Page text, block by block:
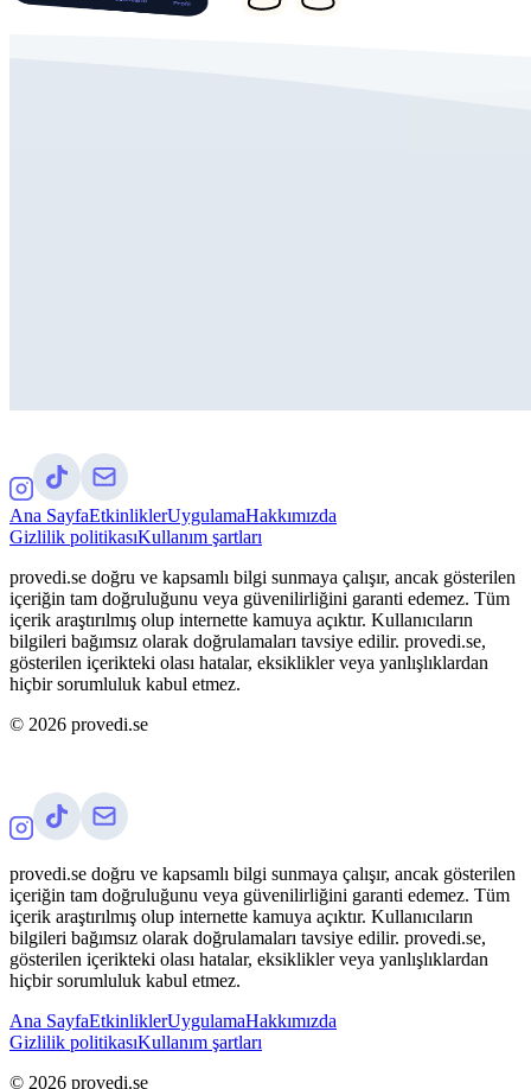
Ana SayfaEtkinliklerUygulamaHakkımızda
Gizlilik politikasıKullanım şartları
provedi.se doğru ve kapsamlı bilgi sunmaya çalışır, ancak gösterilen
içeriğin tam doğruluğunu veya güvenilirliğini garanti edemez. Tüm
içerik araştırılmış olup internette kamuya açıktır. Kullanıcıların
bilgileri bağımsız olarak doğrulamaları tavsiye edilir. provedi.se,
gösterilen içerikteki olası hatalar, eksiklikler veya yanlışlıklardan
hiçbir sorumluluk kabul etmez.
© 2026 provedi.se
provedi.se doğru ve kapsamlı bilgi sunmaya çalışır, ancak gösterilen
içeriğin tam doğruluğunu veya güvenilirliğini garanti edemez. Tüm
içerik araştırılmış olup internette kamuya açıktır. Kullanıcıların
bilgileri bağımsız olarak doğrulamaları tavsiye edilir. provedi.se,
gösterilen içerikteki olası hatalar, eksiklikler veya yanlışlıklardan
hiçbir sorumluluk kabul etmez.
Ana SayfaEtkinliklerUygulamaHakkımızda
Gizlilik politikasıKullanım şartları
© 2026 provedi.se